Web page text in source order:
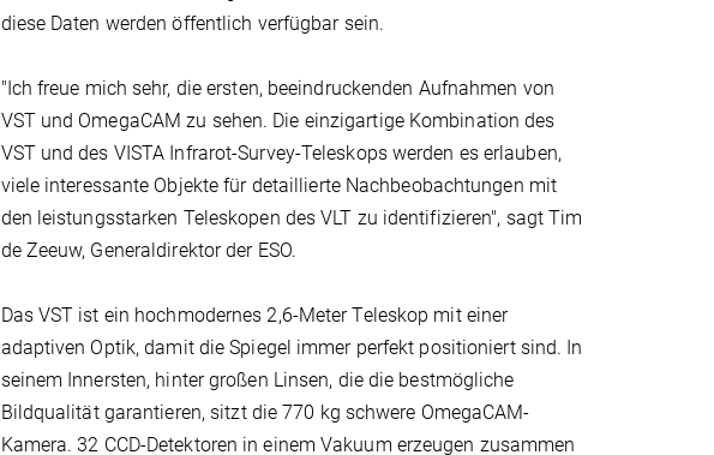
diese Daten werden öffentlich verfügbar sein.
"Ich freue mich sehr, die ersten, beeindruckenden Aufnahmen von
VST und OmegaCAM zu sehen. Die einzigartige Kombination des
VST und des VISTA Infrarot-Survey-Teleskops werden es erlauben,
viele interessante Objekte für detaillierte Nachbeobachtungen mit
den leistungsstarken Teleskopen des VLT zu identifizieren", sagt Tim
de Zeeuw, Generaldirektor der ESO.
Das VST ist ein hochmodernes 2,6-Meter Teleskop mit einer
adaptiven Optik, damit die Spiegel immer perfekt positioniert sind. In
seinem Innersten, hinter großen Linsen, die die bestmögliche
Bildqualität garantieren, sitzt die 770 kg schwere OmegaCAM-
Kamera. 32 CCD-Detektoren in einem Vakuum erzeugen zusammen